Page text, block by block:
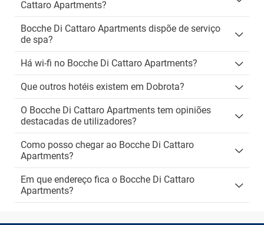
Cattaro Apartments?
Bocche Di Cattaro Apartments dispõe de serviço
de spa?
Há wi-fi no Bocche Di Cattaro Apartments?
Que outros hotéis existem em Dobrota?
O Bocche Di Cattaro Apartments tem opiniões
destacadas de utilizadores?
Como posso chegar ao Bocche Di Cattaro
Apartments?
Em que endereço fica o Bocche Di Cattaro
Apartments?